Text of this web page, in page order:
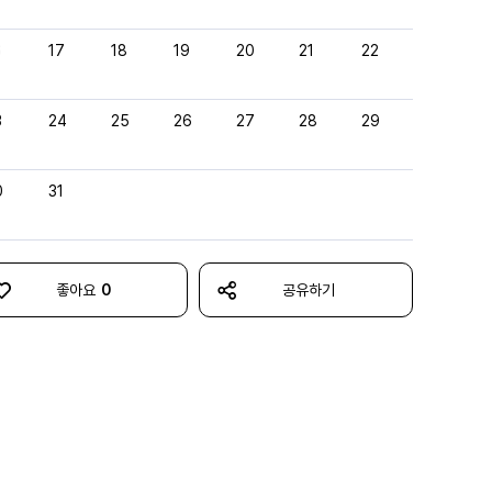
17 18 19 20 21 22
24 25 26 27 28 29
31
좋아요 0 공유하기